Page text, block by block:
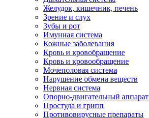
Желудок, кишечник, печень
Зрение и слух
Зубы и рот
Имунная система
Кожные заболевания
Кровь и кровобращение
Кровь и кровообращение
Мочеполовая система
Нарушение обмена веществ
Нервная система
Опорно-двигательный аппарат
Простуда и грипп
Противовирусные препараты